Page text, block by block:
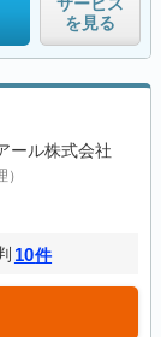
を見る
ール株式会社
10件